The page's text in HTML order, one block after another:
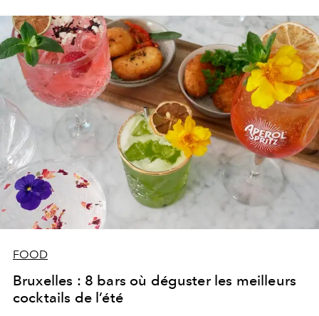
FOOD
Bruxelles : 8 bars où déguster les meilleurs
cocktails de l’été